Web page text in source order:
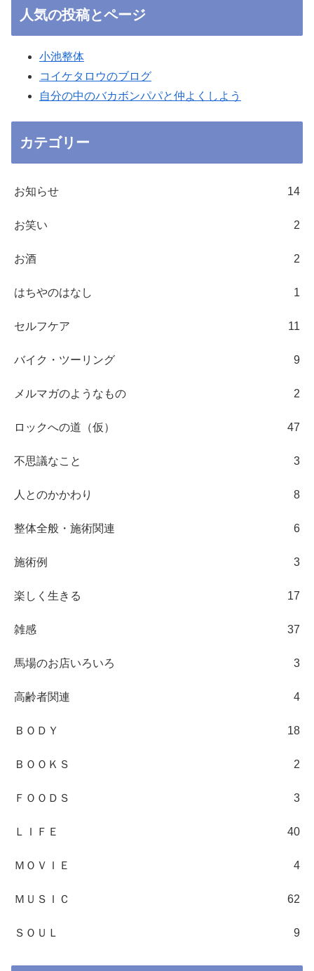
人気の投稿とページ
小池整体
コイケタロウのブログ
自分の中のバカボンパパと仲よくしよう
カテゴリー
お知らせ 14
お笑い 2
お酒 2
はちやのはなし 1
セルフケア 11
バイク・ツーリング 9
メルマガのようなもの 2
ロックへの道（仮） 47
不思議なこと 3
人とのかかわり 8
整体全般・施術関連 6
施術例 3
楽しく生きる 17
雑感 37
馬場のお店いろいろ 3
高齢者関連 4
ＢＯＤＹ 18
ＢＯＯＫＳ 2
ＦＯＯＤＳ 3
ＬＩＦＥ 40
ＭＯＶＩＥ 4
ＭＵＳＩＣ 62
ＳＯＵＬ 9